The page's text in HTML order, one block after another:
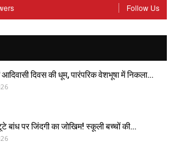
Follow Us
आदिवासी दिवस की धूम, पारंपरिक वेशभूषा में निकला…
बांध पर जिंदगी का जोखिम! स्कूली बच्चों की…